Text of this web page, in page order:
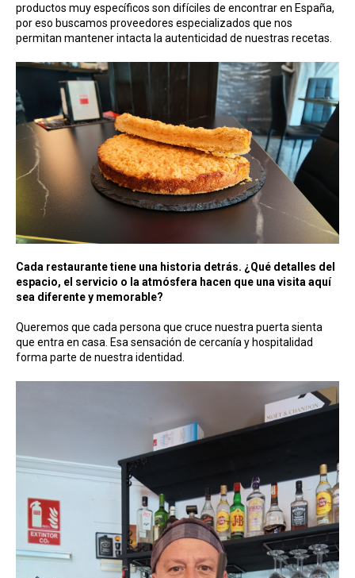
productos muy específicos son difíciles de encontrar en España,
por eso buscamos proveedores especializados que nos
permitan mantener intacta la autenticidad de nuestras recetas.
Cada restaurante tiene una historia detrás. ¿Qué detalles del
espacio, el servicio o la atmósfera hacen que una visita aquí
sea diferente y memorable?
Queremos que cada persona que cruce nuestra puerta sienta
que entra en casa. Esa sensación de cercanía y hospitalidad
forma parte de nuestra identidad.